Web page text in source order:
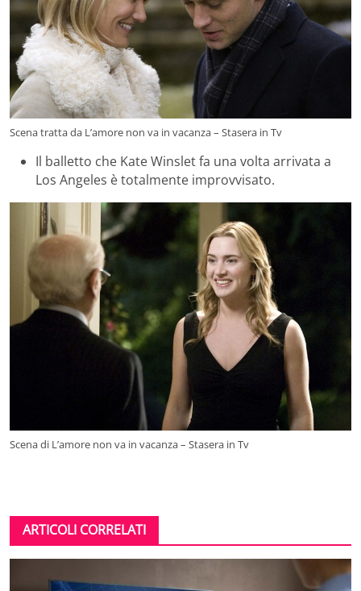
Scena tratta da L’amore non va in vacanza – Stasera in Tv
Il balletto che Kate Winslet fa una volta arrivata a
Los Angeles è totalmente improvvisato.
Scena di L’amore non va in vacanza – Stasera in Tv
ARTICOLI CORRELATI